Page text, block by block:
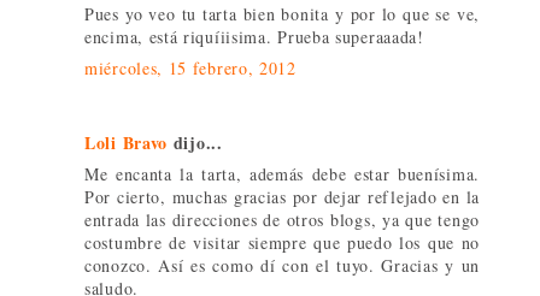
Pues yo veo tu tarta bien bonita y por lo que se ve,
encima, está riquíiisima. Prueba superaaada!
miércoles, 15 febrero, 2012
Loli Bravo dijo...
Me encanta la tarta, además debe estar buenísima.
Por cierto, muchas gracias por dejar reflejado en la
entrada las direcciones de otros blogs, ya que tengo
costumbre de visitar siempre que puedo los que no
conozco. Así es como dí con el tuyo. Gracias y un
saludo.